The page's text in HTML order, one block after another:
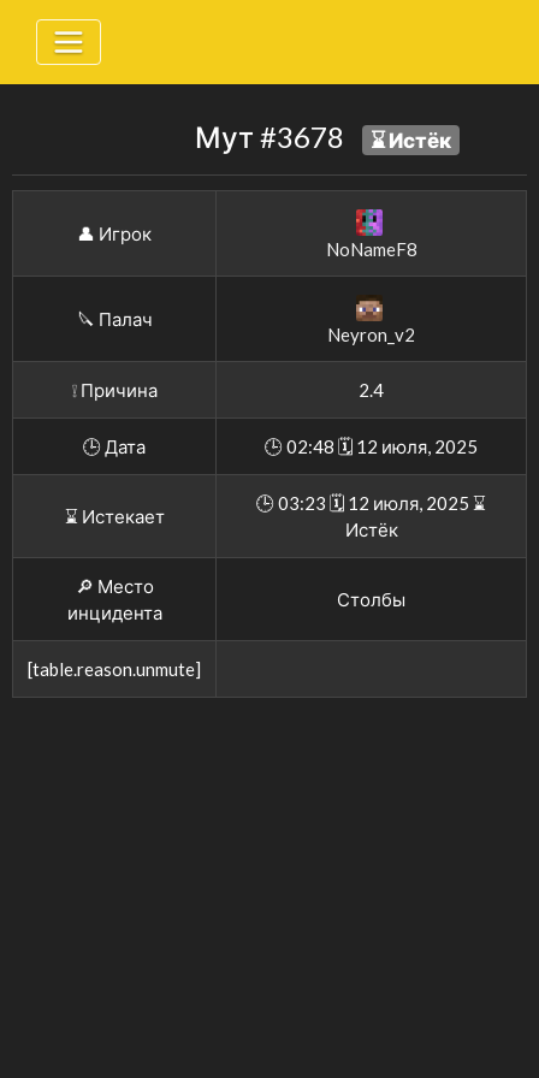
Мут #3678 ⌛️ Истёк
👤 Игрок
NoNameF8
🔪 Палач
Neyron_v2
❕ Причина 2.4
🕒 Дата 🕒 02:48 🗓 12 июля, 2025
⌛️ Истекает
🕒 03:23 🗓 12 июля, 2025 ⌛️
Истёк
🔎 Место
инцидента
Столбы
[table.reason.unmute]